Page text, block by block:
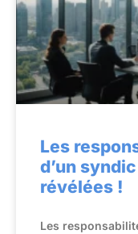
Les
d’un
révélées !
Les